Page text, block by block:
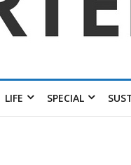
LIFE SPECIAL